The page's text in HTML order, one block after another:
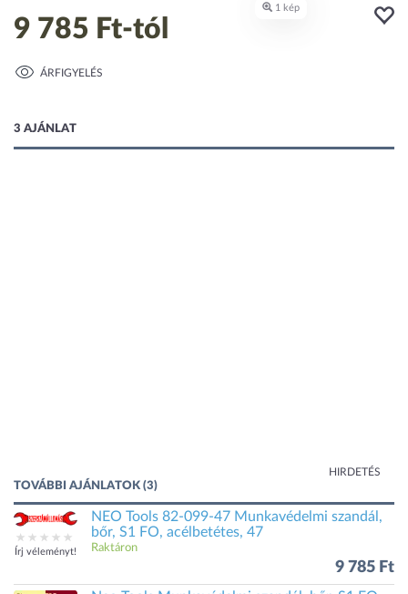
9 785 Ft-tól
ÁRFIGYELÉS
3 AJÁNLAT
HIRDETÉS
TOVÁBBI AJÁNLATOK (3)
Írj véleményt!
NEO Tools 82-099-47 Munkavédelmi szandál,
bőr, S1 FO, acélbetétes, 47
Raktáron
9 785 Ft